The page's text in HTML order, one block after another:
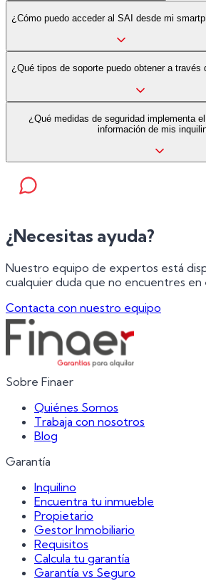
¿Cómo puedo acceder al SAI desde mi
¿Qué tipos de soporte puedo obtener a través
¿Qué medidas de seguridad implementa
información de mis
¿Necesitas ayuda?
Nuestro equipo de expertos está
cualquier duda que no encuentres en
Contacta con nuestro equipo
Sobre Finaer
Quiénes Somos
Trabaja con nosotros
Blog
Garantía
Inquilino
Encuentra tu inmueble
Propietario
Gestor Inmobiliario
Requisitos
Calcula tu garantía
Garantía vs Seguro